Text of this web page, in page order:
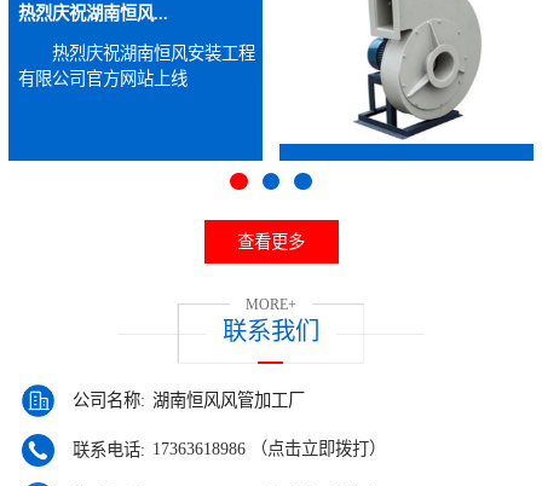
热烈庆祝湖南恒风...
热烈庆祝湖南恒风安装工程
有限公司官方网站上线
查看更多
MORE+
联系我们
公司名称: 湖南恒风风管加工厂
联系电话: 17363618986 （点击立即拨打）